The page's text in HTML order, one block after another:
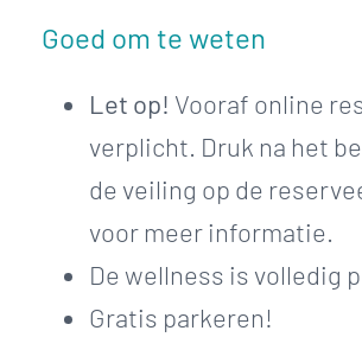
Goed om te weten
Let op! Vooraf online
verplicht. Druk na het
de veiling op de
voor meer informatie.
De wellness is volledig
Gratis parkeren!